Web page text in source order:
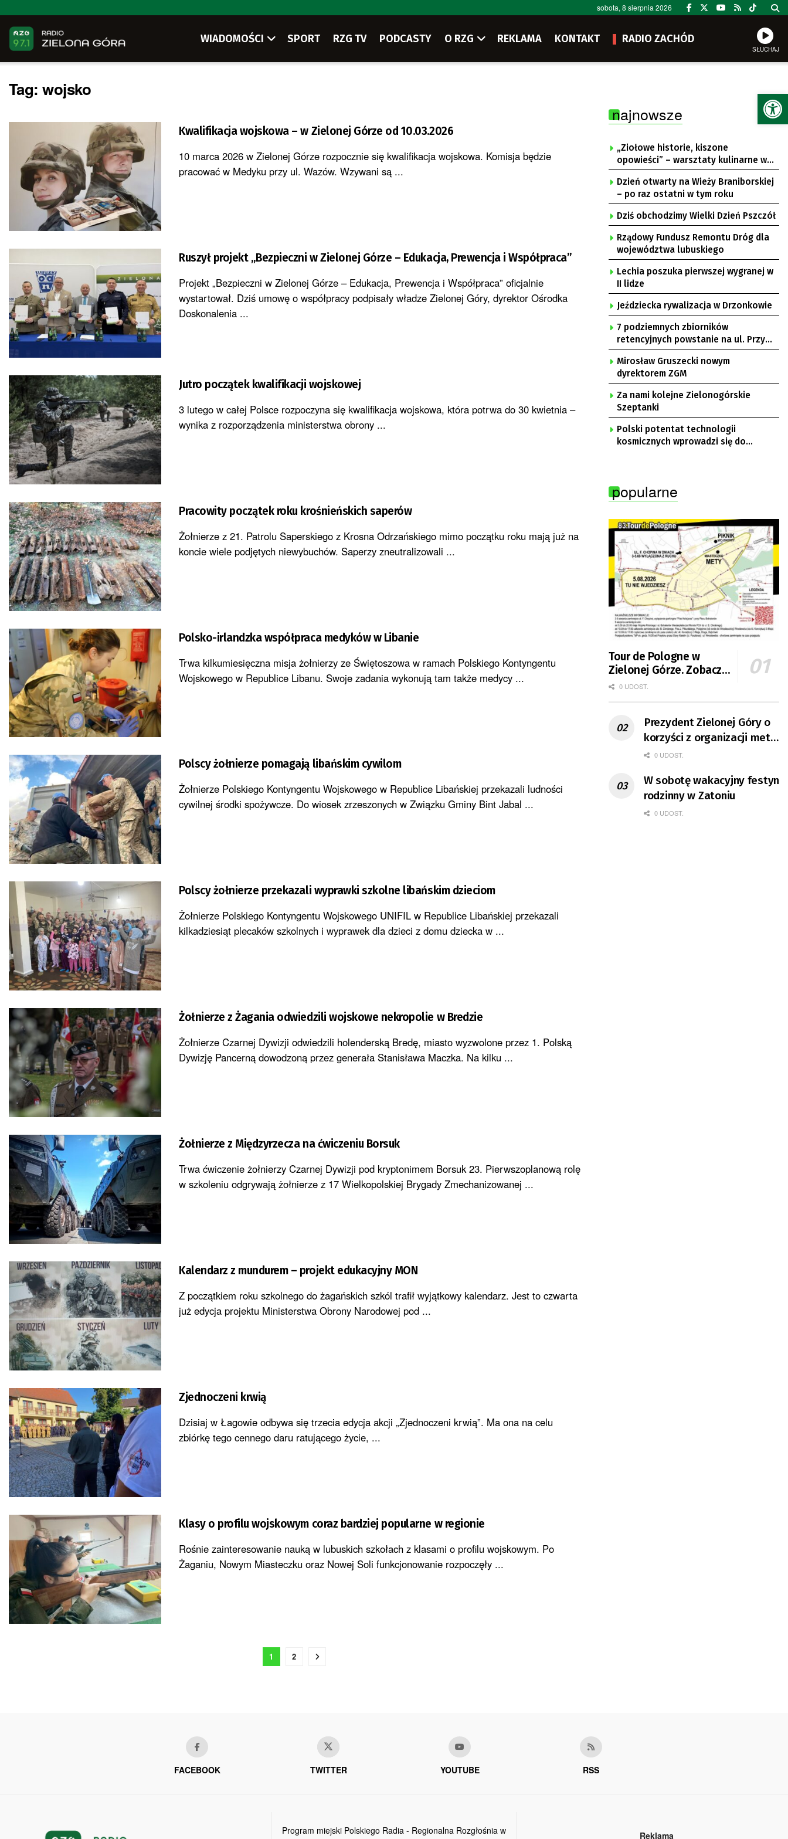
sobota, 8 sierpnia 2026
WIADOMOŚCI SPORT RZG TV PODCASTY O RZG REKLAMA KONTAKT RADIO ZACHÓD
SŁUCHAJ
Tag:wojsko
Kwalifikacja wojskowa – w Zielonej Górze od 10.03.2026
10 marca 2026 w Zielonej Górze rozpocznie się kwalifikacja wojskowa. Komisja będzie
pracować w Medyku przy ul. Wazów. Wzywani są ...
Ruszył projekt „Bezpieczni w Zielonej Górze – Edukacja, Prewencja i Współpraca”
Projekt „Bezpieczni w Zielonej Górze – Edukacja, Prewencja i Współpraca” oficjalnie
wystartował. Dziś umowę o współpracy podpisały władze Zielonej Góry, dyrektor Ośrodka
Doskonalenia ...
Jutro początek kwalifikacji wojskowej
3 lutego w całej Polsce rozpoczyna się kwalifikacja wojskowa, która potrwa do 30 kwietnia –
wynika z rozporządzenia ministerstwa obrony ...
Pracowity początek roku krośnieńskich saperów
Żołnierze z 21. Patrolu Saperskiego z Krosna Odrzańskiego mimo początku roku mają już na
koncie wiele podjętych niewybuchów. Saperzy zneutralizowali ...
Polsko-irlandzka współpraca medyków w Libanie
Trwa kilkumiesięczna misja żołnierzy ze Świętoszowa w ramach Polskiego Kontyngentu
Wojskowego w Republice Libanu. Swoje zadania wykonują tam także medycy ...
Polscy żołnierze pomagają libańskim cywilom
Żołnierze Polskiego Kontyngentu Wojskowego w Republice Libańskiej przekazali ludności
cywilnej środki spożywcze. Do wiosek zrzeszonych w Związku Gminy Bint Jabal ...
Polscy żołnierze przekazali wyprawki szkolne libańskim dzieciom
Żołnierze Polskiego Kontyngentu Wojskowego UNIFIL w Republice Libańskiej przekazali
kilkadziesiąt plecaków szkolnych i wyprawek dla dzieci z domu dziecka w ...
Żołnierze z Żagania odwiedzili wojskowe nekropolie w Bredzie
Żołnierze Czarnej Dywizji odwiedzili holenderską Bredę, miasto wyzwolone przez 1. Polską
Dywizję Pancerną dowodzoną przez generała Stanisława Maczka. Na kilku ...
Żołnierze z Międzyrzecza na ćwiczeniu Borsuk
Trwa ćwiczenie żołnierzy Czarnej Dywizji pod kryptonimem Borsuk 23. Pierwszoplanową rolę
w szkoleniu odgrywają żołnierze z 17 Wielkopolskiej Brygady Zmechanizowanej ...
Kalendarz z mundurem – projekt edukacyjny MON
Z początkiem roku szkolnego do żagańskich szkól trafił wyjątkowy kalendarz. Jest to czwarta
już edycja projektu Ministerstwa Obrony Narodowej pod ...
Zjednoczeni krwią
Dzisiaj w Łagowie odbywa się trzecia edycja akcji „Zjednoczeni krwią”. Ma ona na celu
zbiórkę tego cennego daru ratującego życie, ...
Klasy o profilu wojskowym coraz bardziej popularne w regionie
Rośnie zainteresowanie nauką w lubuskich szkołach z klasami o profilu wojskowym. Po
Żaganiu, Nowym Miasteczku oraz Nowej Soli funkcjonowanie rozpoczęły ...
1 2
najnowsze
„Ziołowe historie, kiszone
opowieści” – warsztaty kulinarne w
Krępie
Dzień otwarty na Wieży Braniborskiej
– po raz ostatni w tym roku
Dziś obchodzimy Wielki Dzień Pszczół
Rządowy Fundusz Remontu Dróg dla
województwa lubuskiego
Lechia poszuka pierwszej wygranej w
II lidze
Jeździecka rywalizacja w Drzonkowie
7 podziemnych zbiorników
retencyjnych powstanie na ul. Przy
Gazowni
Mirosław Gruszecki nowym
dyrektorem ZGM
Za nami kolejne Zielonogórskie
Szeptanki
Polski potentat technologii
kosmicznych wprowadzi się do
popularne
Tour de Pologne w
Zielonej Górze. Zobacz
zmiany w organizacji
0 UDOST.
Prezydent Zielonej Góry o
korzyści z organizacji mety
Tour de Pologne
0 UDOST.
W sobotę wakacyjny festyn
rodzinny w Zatoniu
0 UDOST.
FACEBOOK TWITTER YOUTUBE RSS
Program miejski Polskiego Radia - Regionalna Rozgłośnia w
Reklama